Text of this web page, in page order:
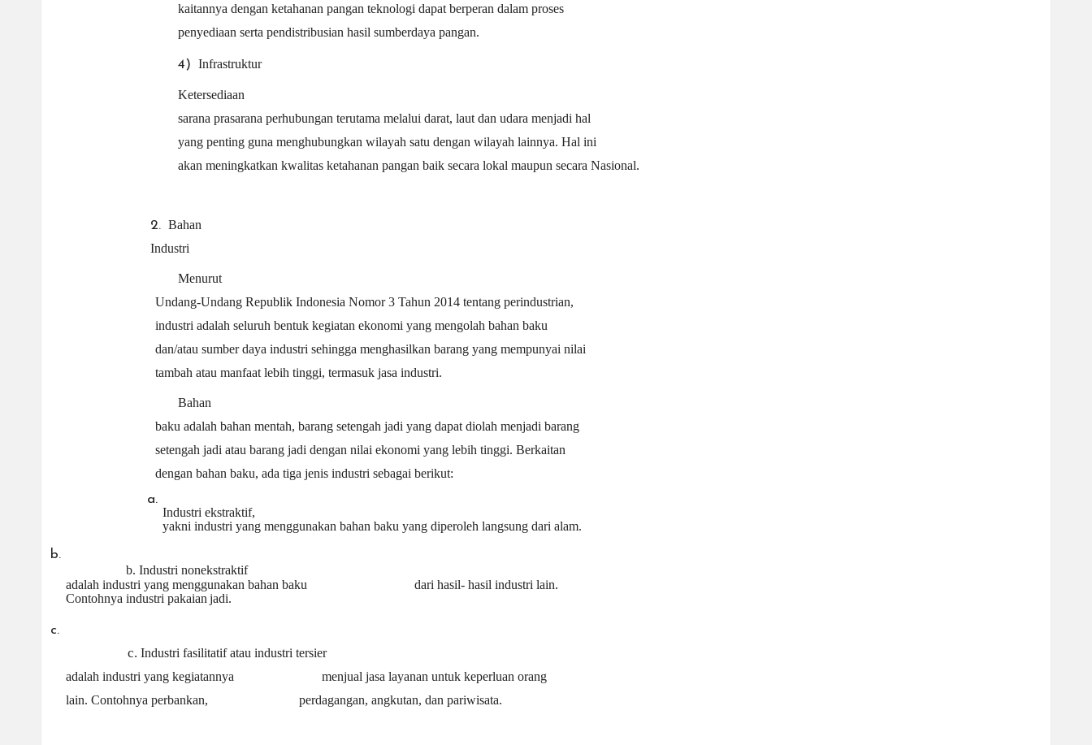
kaitannya dengan ketahanan pangan teknologi dapat berperan dalam proses
penyediaan serta pendistribusian hasil sumberdaya pangan.
4) Infrastruktur
Ketersediaan
sarana prasarana perhubungan terutama melalui darat, laut dan udara menjadi hal
yang penting guna menghubungkan wilayah satu dengan wilayah lainnya. Hal ini
akan meningkatkan kwalitas ketahanan pangan baik secara lokal maupun secara Nasional.
2. Bahan
Industri
Menurut
Undang-Undang Republik Indonesia Nomor 3 Tahun 2014 tentang perindustrian,
industri adalah seluruh bentuk kegiatan ekonomi yang mengolah bahan baku
dan/atau sumber daya industri sehingga menghasilkan barang yang mempunyai nilai
tambah atau manfaat lebih tinggi, termasuk jasa industri.
Bahan
baku adalah bahan mentah, barang setengah jadi yang dapat diolah menjadi barang
setengah jadi atau barang jadi dengan nilai ekonomi yang lebih tinggi. Berkaitan
dengan bahan baku, ada tiga jenis industri sebagai berikut:
a.
Industri ekstraktif,
yakni industri yang menggunakan bahan baku yang diperoleh langsung dari alam.
b.
b. Industri nonekstraktif
adalah industri yang menggunakan bahan baku
dari hasil- hasil industri lain.
Contohnya industri pakaian jadi.
c.
c. Industri fasilitatif atau industri tersier
adalah industri yang kegiatannya
menjual jasa layanan untuk keperluan orang
lain. Contohnya perbankan,
perdagangan, angkutan, dan pariwisata.